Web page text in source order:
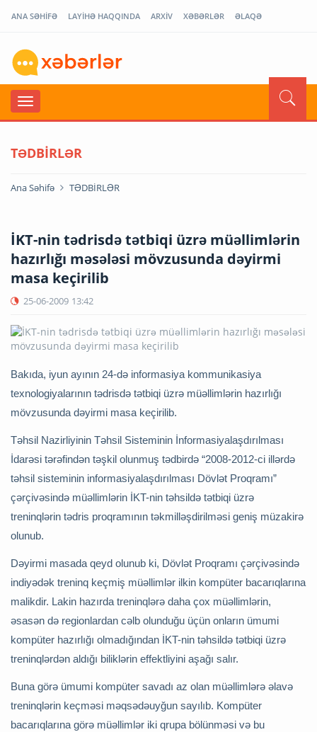
ANA SƏHİFƏ LAYİHƏ HAQQINDA ARXİV XƏBƏRLƏR ƏLAQƏ
TƏDBİRLƏR
Ana Səhifə TƏDBİRLƏR
İKT-nin tədrisdə tətbiqi üzrə müəllimlərin
hazırlığı məsələsi mövzusunda dəyirmi
masa keçirilib
25-06-2009 13:42
Bakıda, iyun ayının 24-də informasiya kommunikasiya
texnologiyalarının tədrisdə tətbiqi üzrə müəllimlərin hazırlığı
mövzusunda dəyirmi masa keçirilib.
Təhsil Nazirliyinin Təhsil Sisteminin İnformasiyalaşdırılması
İdarəsi tərəfindən təşkil olunmuş tədbirdə “2008-2012-ci illərdə
təhsil sisteminin informasiyalaşdırılması Dövlət Proqramı”
çərçivəsində müəllimlərin İKT-nin təhsildə tətbiqi üzrə
treninqlərin tədris proqramının təkmilləşdirilməsi geniş müzakirə
olunub.
Dəyirmi masada qeyd olunub ki, Dövlət Proqramı çərçivəsində
indiyədək treninq keçmiş müəllimlər ilkin kompüter bacarıqlarına
malikdir. Lakin hazırda treninqlərə daha çox müəllimlərin,
əsasən də regionlardan cəlb olunduğu üçün onların ümumi
kompüter hazırlığı olmadığından İKT-nin təhsildə tətbiqi üzrə
treninqlərdən aldığı biliklərin effektliyini aşağı salır.
Buna görə ümumi kompüter savadı az olan müəllimlərə əlavə
treninqlərin keçməsi məqsədəuyğun sayılıb. Kompüter
bacarıqlarına görə müəllimlər iki qrupa bölünməsi və bu